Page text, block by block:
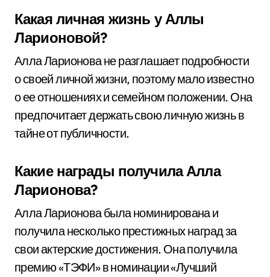
Какая личная жизнь у Аллы
Ларионовой?
Алла Ларионова не разглашает подробности
о своей личной жизни, поэтому мало известно
о ее отношениях и семейном положении. Она
предпочитает держать свою личную жизнь в
тайне от публичности.
Какие награды получила Алла
Ларионова?
Алла Ларионова была номинирована и
получила несколько престижных наград за
свои актерские достижения. Она получила
премию «ТЭФИ» в номинации «Лучший